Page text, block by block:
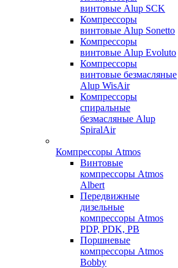
винтовые Alup SCK
Компрессоры
винтовые Alup Sonetto
Компрессоры
винтовые Alup Evoluto
Компрессоры
винтовые безмасляные
Alup WisAir
Компрессоры
спиральные
безмасляные Alup
SpiralAir
Компрессоры Atmos
Винтовые
компрессоры Atmos
Albert
Передвижные
дизельные
компрессоры Atmos
PDP, PDK, PB
Поршневые
компрессоры Atmos
Bobby